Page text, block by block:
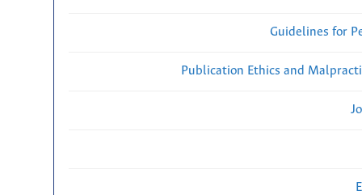
Guidelines for
Publication Ethics and